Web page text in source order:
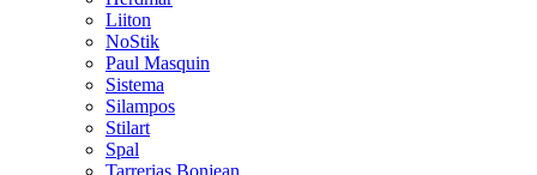
Liiton
NoStik
Paul Masquin
Sistema
Silampos
Stilart
Spal
Tarrerias Bonjean